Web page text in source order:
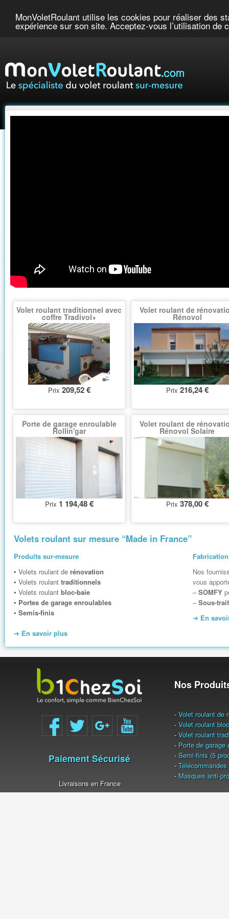
MonVoletRoulant utilise les cookies pour réaliser des
expérience sur son site. Acceptez-vous l’utilisation de
Volet roulant traditionnel avec
coffre Tradivol+
Prix 209,52 €
Volet roulant de
Rénovol
Prix 216,24 €
Porte de garage enroulable
Rollin'gar
Prix 1 194,48 €
Volet roulant de
Rénovol Solaire
Prix 378,00 €
Volets roulant sur mesure “Made in France”
Produits sur-mesure
• Volets roulant de rénovation
• Volets roulant traditionnels
• Volets roulant bloc-baie
• Portes de garage enroulables
• Semis-finis
➜ En savoir plus
Nos
vous
–SOMFY
–Sous-
➜ En
Nos
-Volet roulant de
-Volet roulant
-Volet roulant
- Porte de garage
-Semi-finis (5
-
- Masques anti-
Paiement Sécurisé
Livraisons en France